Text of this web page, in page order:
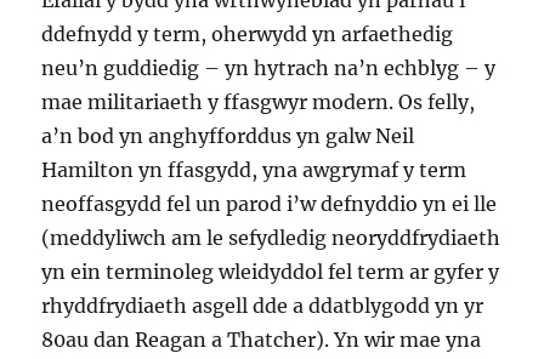
ddefnydd y term, oherwydd yn arfaethedig
neu’n guddiedig – yn hytrach na’n echblyg – y
mae militariaeth y ffasgwyr modern. Os felly,
a’n bod yn anghyfforddus yn galw Neil
Hamilton yn ffasgydd, yna awgrymaf y term
neoffasgydd fel un parod i’w defnyddio yn ei lle
(meddyliwch am le sefydledig neoryddfrydiaeth
yn ein terminoleg wleidyddol fel term ar gyfer y
rhyddfrydiaeth asgell dde a ddatblygodd yn yr
80au dan Reagan a Thatcher). Yn wir mae yna